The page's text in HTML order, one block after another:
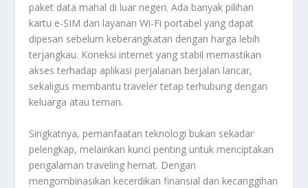
paket data mahal di luar negeri. Ada banyak pilihan
kartu e-SIM dan layanan Wi-Fi portabel yang dapat
dipesan sebelum keberangkatan dengan harga lebih
terjangkau. Koneksi internet yang stabil memastikan
akses terhadap aplikasi perjalanan berjalan lancar,
sekaligus membantu traveler tetap terhubung dengan
keluarga atau teman.
Singkatnya, pemanfaatan teknologi bukan sekadar
pelengkap, melainkan kunci penting untuk menciptakan
pengalaman traveling hemat. Dengan
mengombinasikan kecerdikan finansial dan kecanggihan